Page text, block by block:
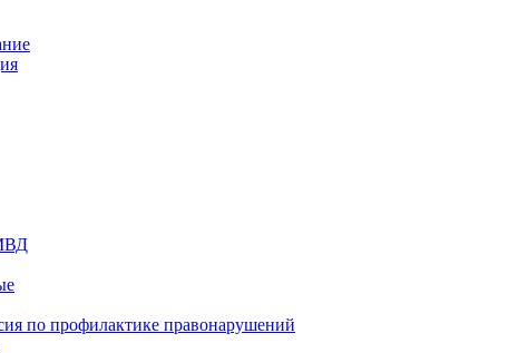
по профилактике правонарушений